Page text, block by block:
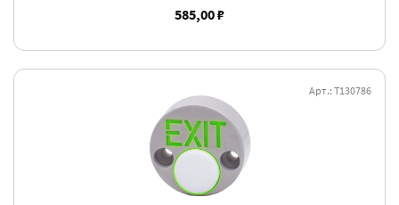
585,00 ₽
Арт.: Т130786